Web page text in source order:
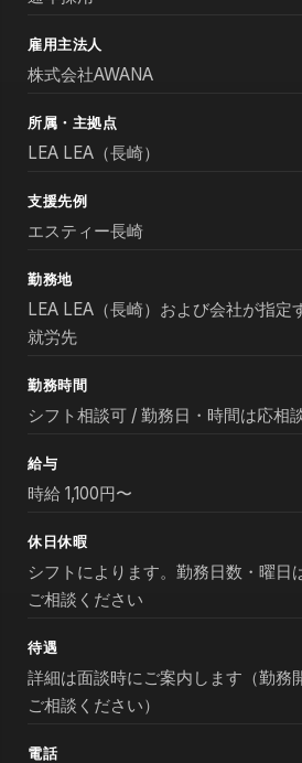
雇用主法人
株式会社AWANA
所属・主拠点
LEA LEA（長崎）
支援先例
エスティー長崎
勤務地
LEA LEA（長崎）および会社が指定
就労先
勤務時間
シフト相談可 / 勤務日・時間は応相
給与
時給 1,100円〜
休日休暇
シフトによります。勤務日数・曜日
ご相談ください
待遇
詳細は面談時にご案内します（勤務
ご相談ください）
電話